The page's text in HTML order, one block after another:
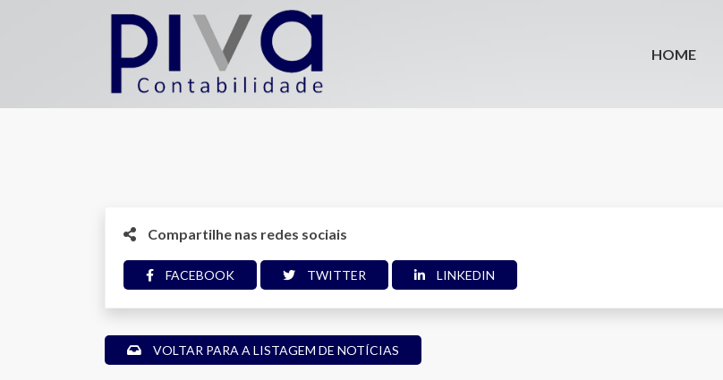
HOME
Compartilhe nas redes sociais
FACEBOOK TWITTER LINKEDIN
VOLTAR PARA A LISTAGEM DE NOTÍCIAS